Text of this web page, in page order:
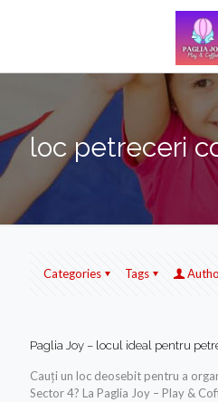
loc petreceri
Categories Tags
Paglia Joy – locul ideal pentru
Cauți un loc deosebit pentru a
Sector 4? La Paglia Joy – Play &